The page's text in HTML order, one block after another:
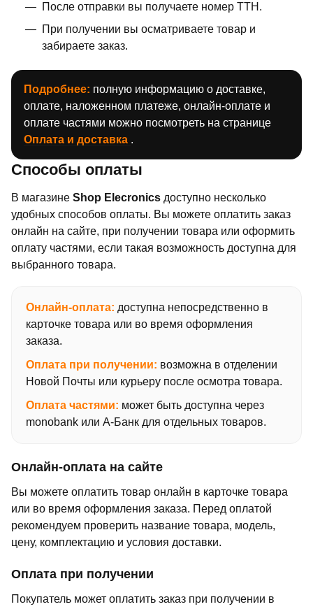
После отправки вы получаете номер ТТН.
При получении вы осматриваете товар и
забираете заказ.
Подробнее: полную информацию о доставке,
оплате, наложенном платеже, онлайн-оплате и
оплате частями можно посмотреть на странице
Оплата и доставка .
Способы оплаты
В магазине Shop Elecronics доступно несколько
удобных способов оплаты. Вы можете оплатить заказ
онлайн на сайте, при получении товара или оформить
оплату частями, если такая возможность доступна для
выбранного товара.
Онлайн-оплата: доступна непосредственно в
карточке товара или во время оформления
заказа.
Оплата при получении: возможна в отделении
Новой Почты или курьеру после осмотра товара.
Оплата частями: может быть доступна через
monobank или А-Банк для отдельных товаров.
Онлайн-оплата на сайте
Вы можете оплатить товар онлайн в карточке товара
или во время оформления заказа. Перед оплатой
рекомендуем проверить название товара, модель,
цену, комплектацию и условия доставки.
Оплата при получении
Покупатель может оплатить заказ при получении в